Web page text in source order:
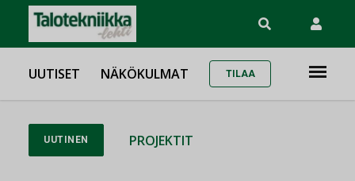
UUTISET NÄKÖKULMAT TILAA
UUTINEN PROJEKTIT